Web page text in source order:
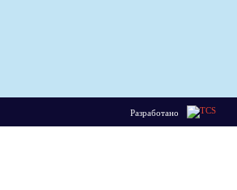
Разработано